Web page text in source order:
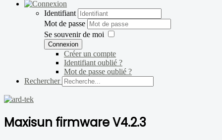
Identifiant
Mot de passe
Se souvenir de moi
Connexion
Créer un compte
Identifiant oublié ?
Mot de passe oublié ?
Rechercher
Maxisun firmware V4.2.3